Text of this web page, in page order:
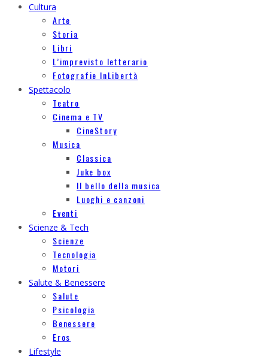
Cultura
Arte
Storia
Libri
L’imprevisto letterario
Fotografie InLibertà
Spettacolo
Teatro
Cinema e TV
CineStory
Musica
Classica
Juke box
Il bello della musica
Luoghi e canzoni
Eventi
Scienze & Tech
Scienze
Tecnologia
Motori
Salute & Benessere
Salute
Psicologia
Benessere
Eros
Lifestyle